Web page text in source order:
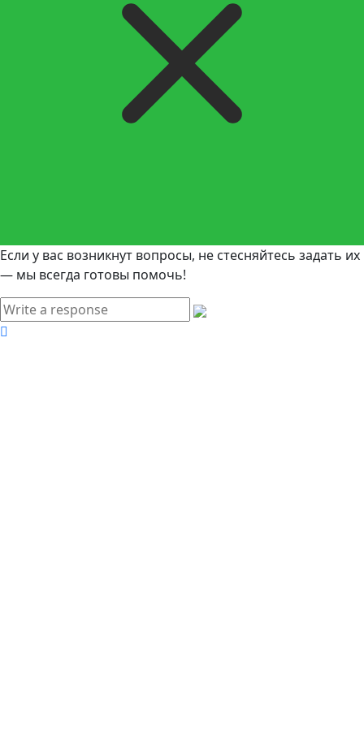
Если у вас возникнут вопросы, не стесняйтесь задать их
— мы всегда готовы помочь!